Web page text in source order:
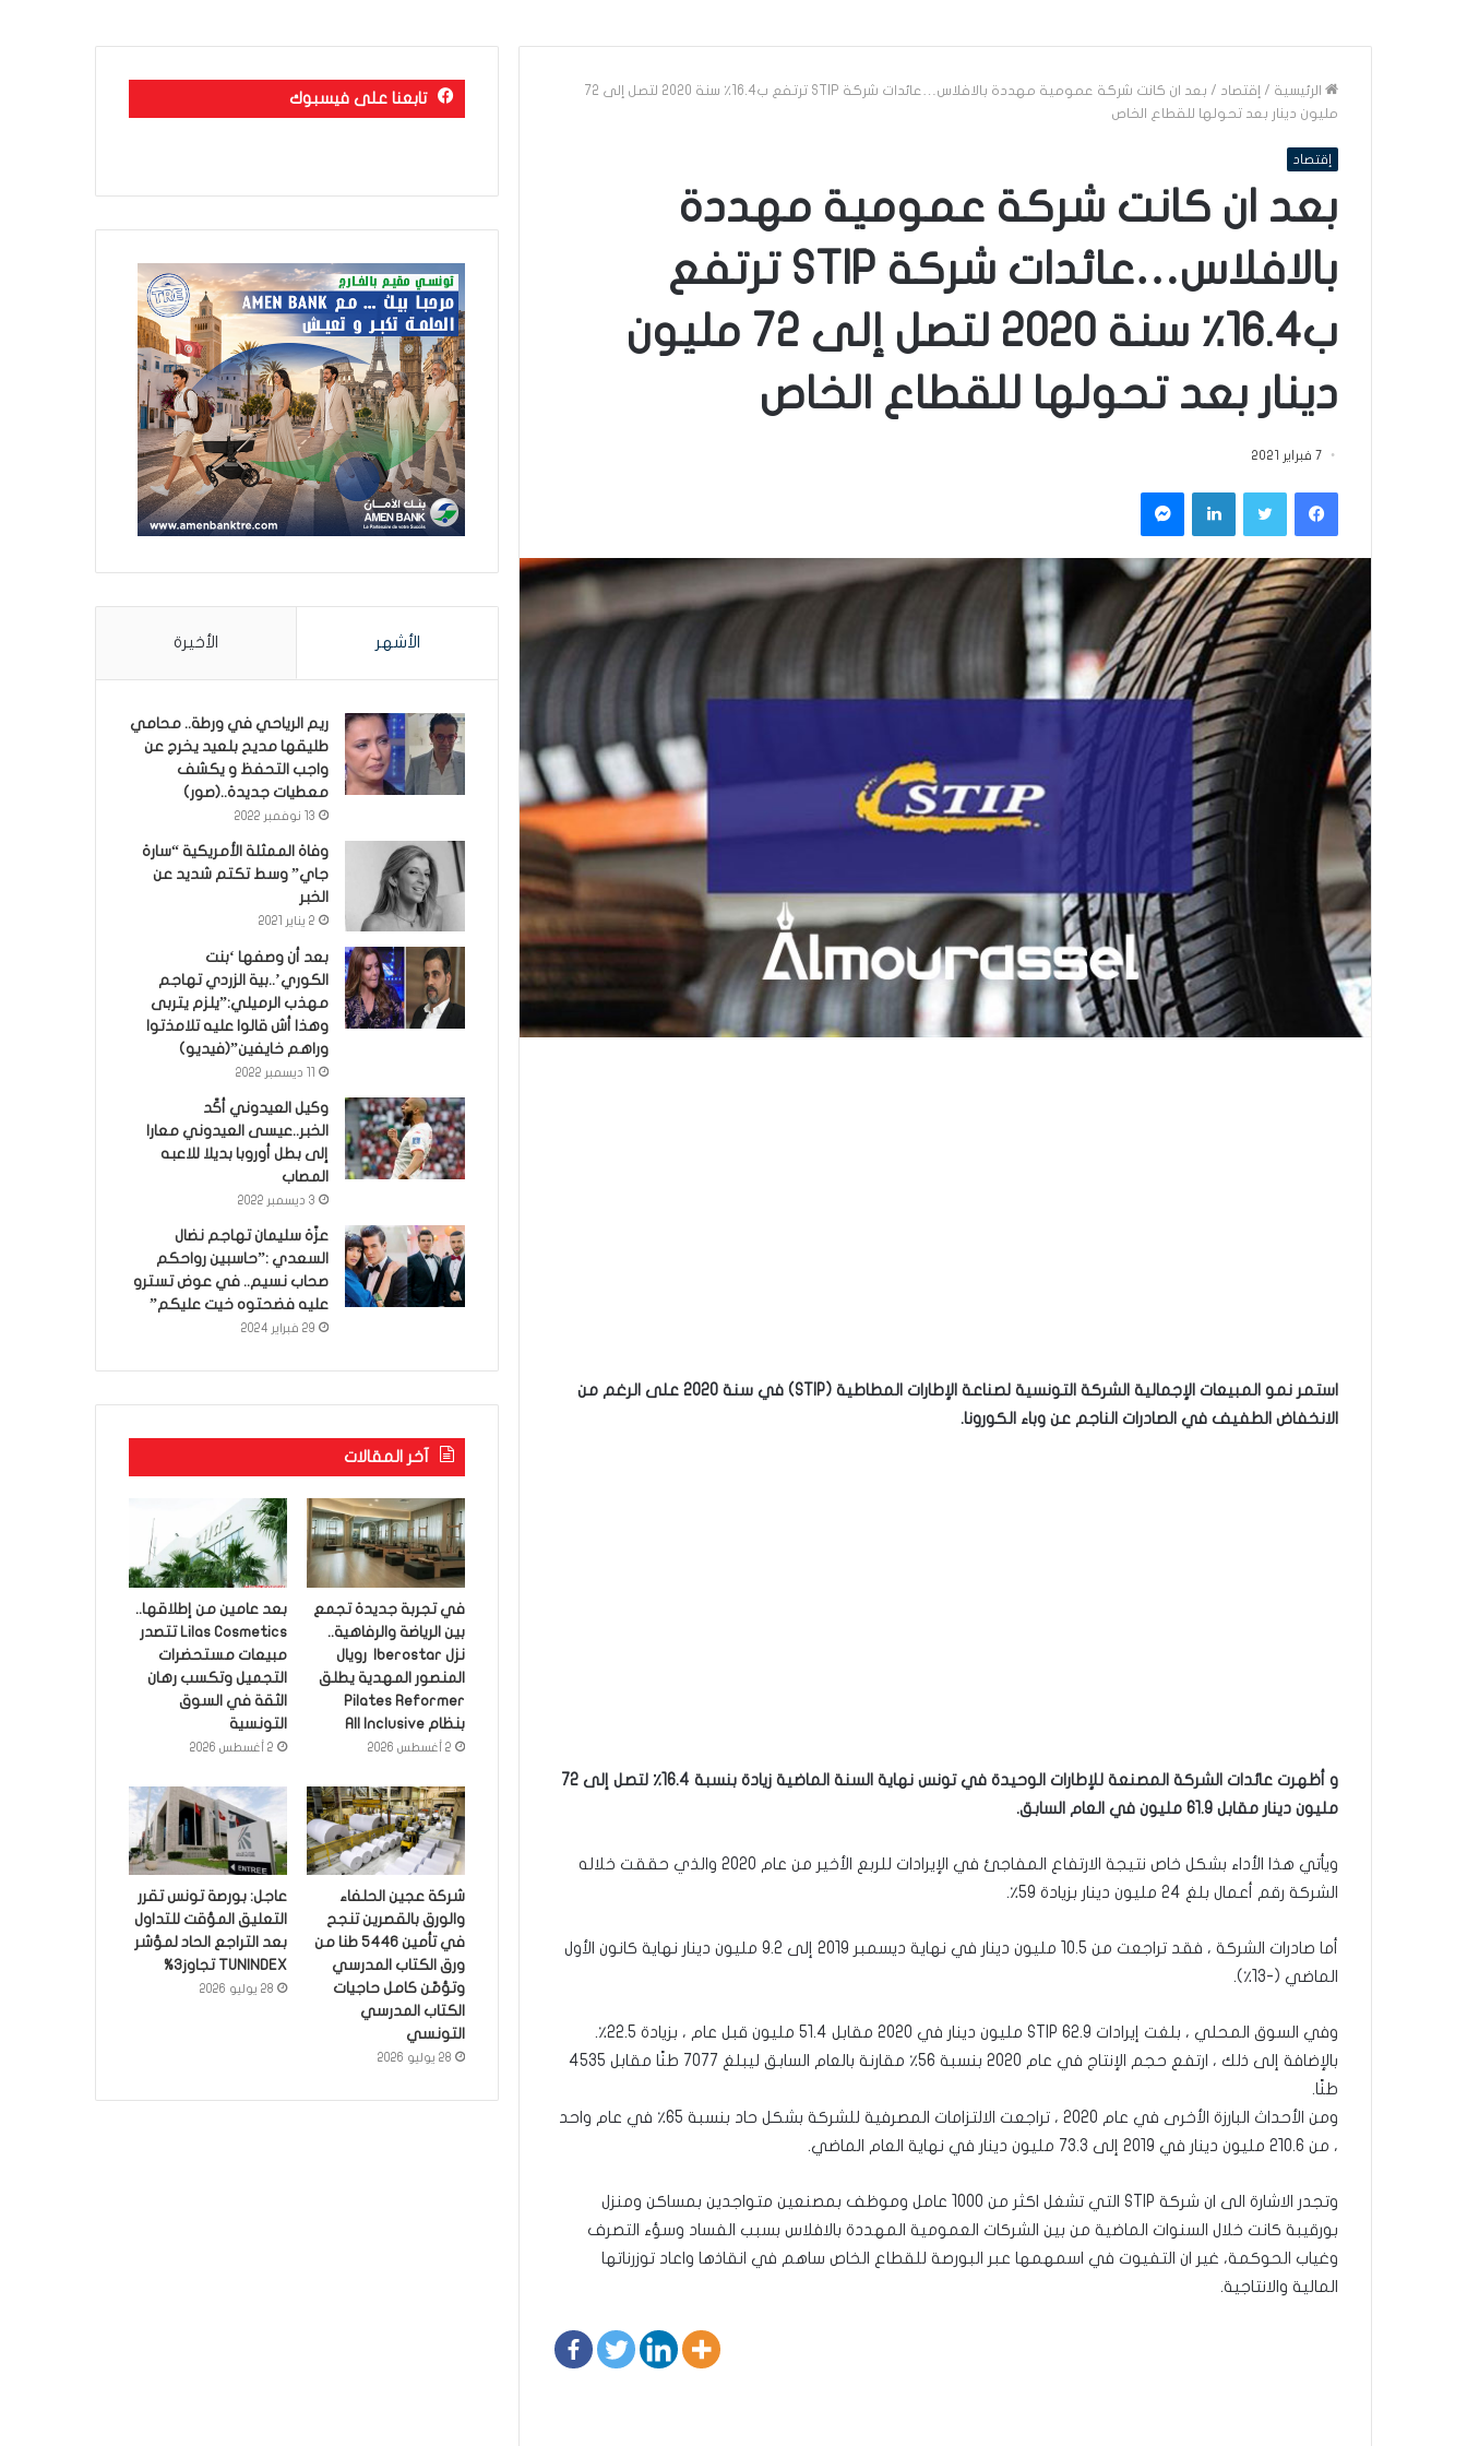
الرئيسية / إقتصاد /
بعد ان كانت شركة عمومية مهددة بالافلاس…عائدات شركة STIP ترتفع ب16.4٪ سنة 2020 لتصل إلى 72
مليون دينار بعد تحولها للقطاع الخاص
إقتصاد
بعد ان كانت شركة عمومية مهددة
بالافلاس…عائدات شركة STIP ترتفع
ب16.4٪ سنة 2020 لتصل إلى 72 مليون
دينار بعد تحولها للقطاع الخاص
7 فبراير 2021
فيسبوكتويتر لينكدإن ماسنجر
استمر نمو المبيعات الإجمالية الشركة التونسية لصناعة الإطارات المطاطية (STIP) في سنة 2020 على الرغم من
الانخفاض الطفيف في الصادرات الناجم عن وباء الكورونا.
و أظهرت عائدات الشركة المصنعة للإطارات الوحيدة في تونس نهاية السنة الماضية زيادة بنسبة 16.4٪ لتصل إلى 72
مليون دينار مقابل 61.9 مليون في العام السابق.
ويأتي هذا الأداء بشكل خاص نتيجة الارتفاع المفاجئ في الإيرادات للربع الأخير من عام 2020 والذي حققت خلاله
الشركة رقم أعمال بلغ 24 مليون دينار بزيادة 59٪.
أما صادرات الشركة ، فقد تراجعت من 10.5 مليون دينار في نهاية ديسمبر 2019 إلى 9.2 مليون دينار نهاية كانون الأول
الماضي (-13٪).
وفي السوق المحلي ، بلغت إيرادات STIP 62.9 مليون دينار في 2020 مقابل 51.4 مليون قبل عام ، بزيادة 22.5٪.
بالإضافة إلى ذلك ، ارتفع حجم الإنتاج في عام 2020 بنسبة 56٪ مقارنة بالعام السابق ليبلغ 7077 طنًا مقابل 4535
طنًا.
ومن الأحداث البارزة الأخرى في عام 2020 ، تراجعت الالتزامات المصرفية للشركة بشكل حاد بنسبة 65٪ في عام واحد
، من 210.6 مليون دينار في 2019 إلى 73.3 مليون دينار في نهاية العام الماضي.
وتجدر الاشارة الى ان شركة STIP التي تشغل اكثر من 1000 عامل وموظف بمصنعين متواجدين بمساكن ومنزل
بورقيبة كانت خلال السنوات الماضية من بين الشركات العمومية المهددة بالافلاس بسبب الفساد وسؤء التصرف
وغياب الحوكمة، غير ان التفيوت في اسمهمها عبر البورصة للقطاع الخاص ساهم في انقاذها واعاد توزرناتها
المالية والانتاجية.
تابعنا على فيسبوك
الأشهر الأخيرة
ريم الرياحي في ورطة.. محامي
طليقها مديح بلعيد يخرج عن
واجب التحفظ و يكشف
معطيات جديدة..(صور)
13 نوفمبر 2022
وفاة الممثلة الأمريكية “سارة
جاي” وسط تكتم شديد عن
الخبر
2 يناير 2021
بعد أن وصفها ‘بنت
الكوري’..بية الزردي تهاجم
مهذب الرميلي:”يلزم يتربى
وهذا أش قالوا عليه تلامذتوا
وراهم خايفين”(فيديو)
وكيل العيدوني أكّد
الخبر..عيسى العيدوني معارا
إلى بطل أوروبا بديلا للاعبه
المصاب
3 ديسمبر 2022
عزّة سليمان تهاجم نضال
السعدي :”حاسبين رواحكم
صحاب نسيم.. في عوض تسترو
عليه فضحتوه خيت عليكم”
29 فبراير 2024
آخر المقالات
في تجربة جديدة تجمع
بين الرياضة والرفاهية..
نزل Iberostar رويال
المنصور المهدية يطلق
Pilates Reformer
بنظام All Inclusive
2 أغسطس 2026
بعد عامين من إطلاقها..
Lilas Cosmetics تتصدر
مبيعات مستحضرات
التجميل وتكسب رهان
الثقة في السوق
التونسية
2 أغسطس 2026
شركة عجين الحلفاء
والورق بالقصرين تنجح
في تأمين 5446 طنا من
ورق الكتاب المدرسي
وتؤمّن كامل حاجيات
الكتاب المدرسي
التونسي
28 يوليو 2026
عاجل: بورصة تونس تقرر
التعليق المؤقت للتداول
بعد التراجع الحاد لمؤشر
TUNINDEX تجاوز3%
28 يوليو 2026